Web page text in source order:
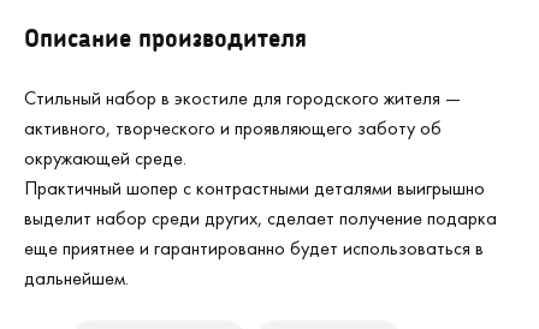
Описание производителя
Стильный набор в экостиле для городского жителя —
активного, творческого и проявляющего заботу об
окружающей среде.
Практичный шопер с контрастными деталями выигрышно
выделит набор среди других, сделает получение подарка
еще приятнее и гарантированно будет использоваться в
дальнейшем.